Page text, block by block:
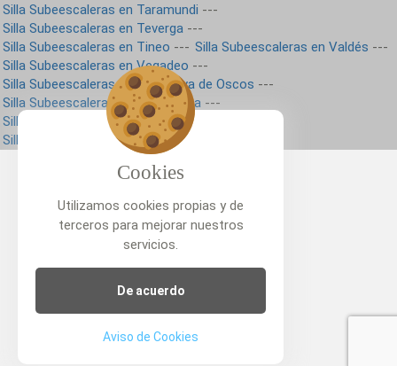
Cookies
Utilizamos cookies propias y de
terceros para mejorar nuestros
servicios.
De acuerdo
Aviso de Cookies
Silla Subeescaleras en Taramundi ---
Silla Subeescaleras en Teverga ---
Silla Subeescaleras en Tineo --- Silla Subeescaleras en Valdés ---
Silla Subeescaleras en Vegadeo ---
Silla Subeescaleras en Villanueva de Oscos ---
Silla Subeescaleras en Villaviciosa ---
Silla Subeescaleras en Villayón---
Silla Subeescaleras en Yernes y Tameza